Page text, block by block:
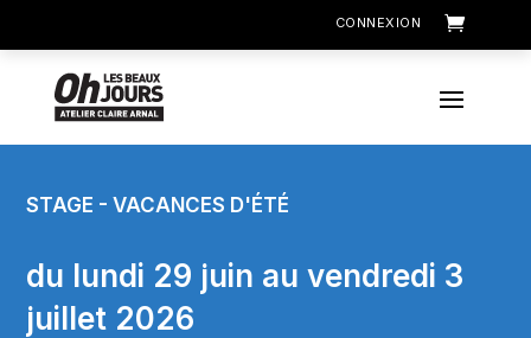
CONNEXION
STAGE - VACANCES D'ÉTÉ
du lundi 29 juin au vendredi 3
juillet 2026